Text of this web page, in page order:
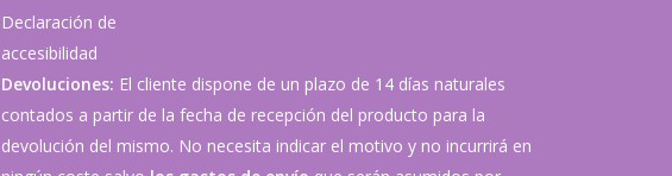
Declaración de
accesibilidad
Devoluciones: El cliente dispone de un plazo de 14 días naturales
contados a partir de la fecha de recepción del producto para la
devolución del mismo. No necesita indicar el motivo y no incurrirá en